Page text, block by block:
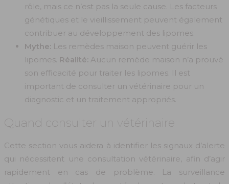
rôle, mais ce n’est pas la seule cause. Les facteurs
génétiques et le vieillissement peuvent également
contribuer au développement des lipomes.
Mythe: Les remèdes maison peuvent guérir les
lipomes. Réalité: Aucun remède maison n’a prouvé
son efficacité pour traiter les lipomes. Il est
important de consulter un vétérinaire pour un
diagnostic et un traitement appropriés.
Quand consulter un vétérinaire
Cette section vous aidera à identifier les signaux d’alerte
qui nécessitent une consultation vétérinaire, afin d’agir
rapidement en cas de problème. La surveillance